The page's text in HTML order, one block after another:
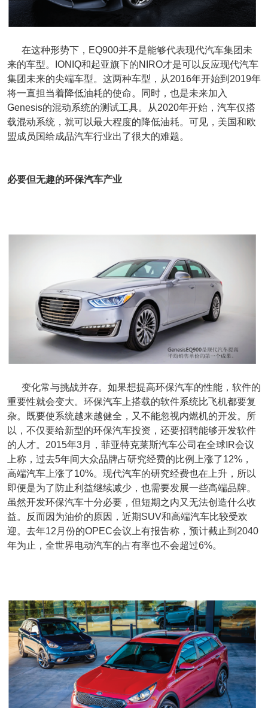
在这种形势下，EQ900并不是能够代表现代汽车集团未
来的车型。IONIQ和起亚旗下的NIRO才是可以反应现代汽车
集团未来的尖端车型。这两种车型，从2016年开始到2019年
将一直担当着降低油耗的使命。同时，也是未来加入
Genesis的混动系统的测试工具。从2020年开始，汽车仅搭
载混动系统，就可以最大程度的降低油耗。可见，美国和欧
盟成员国给成品汽车行业出了很大的难题。
必要但无趣的环保汽车产业
变化常与挑战并存。如果想提高环保汽车的性能，软件的
重要性就会变大。环保汽车上搭载的软件系统比飞机都要复
杂。既要使系统越来越健全，又不能忽视内燃机的开发。所
以，不仅要给新型的环保汽车投资，还要招聘能够开发软件
的人才。2015年3月，菲亚特克莱斯汽车公司在全球IR会议
上称，过去5年间大众品牌占研究经费的比例上涨了12%，
高端汽车上涨了10%。现代汽车的研究经费也在上升，所以
即便是为了防止利益继续减少，也需要发展一些高端品牌。
虽然开发环保汽车十分必要，但短期之内又无法创造什么收
益。反而因为油价的原因，近期SUV和高端汽车比较受欢
迎。去年12月份的OPEC会议上有报告称，预计截止到2040
年为止，全世界电动汽车的占有率也不会超过6%。